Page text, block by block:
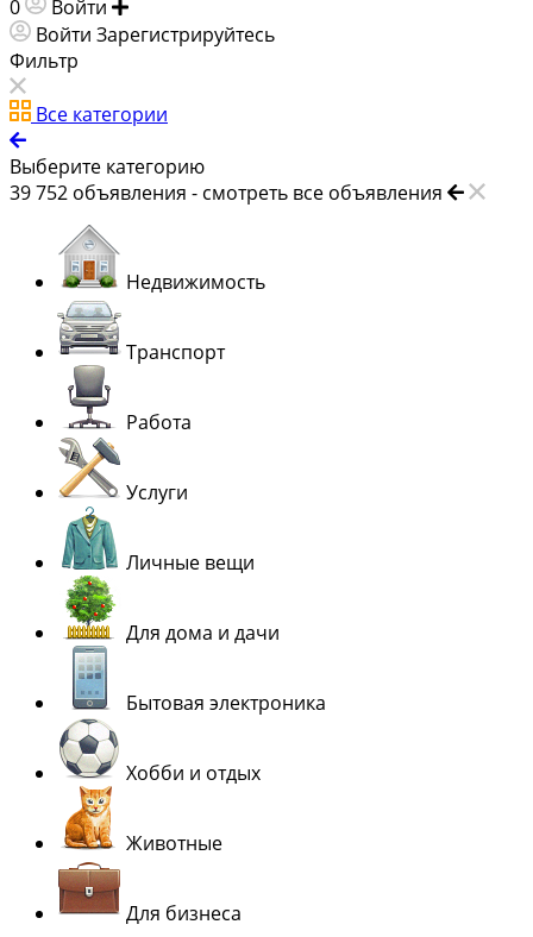
0 Войти
Войти Зарегистрируйтесь
Фильтр
Все категории
Выберите категорию
39 752 объявления - смотреть все объявления
Недвижимость
Транспорт
Работа
Услуги
Личные вещи
Для дома и дачи
Бытовая электроника
Хобби и отдых
Животные
Для бизнеса